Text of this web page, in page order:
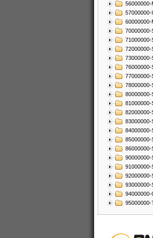
56000000-
57000000-
60000000-
70000000-
71000000-
73000000-
76000000-
77000000-
80000000-
81000000-
82000000-
83000000-
85000000-
90000000-
92000000-
93000000-